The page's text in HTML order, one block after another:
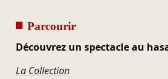
Parcourir
Découvrez un spectacle au
La Collection